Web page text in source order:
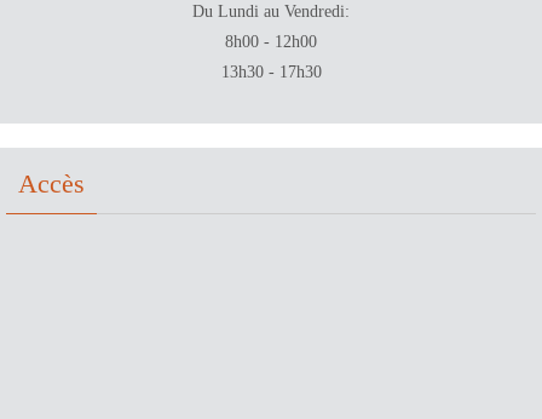
Du Lundi au Vendredi:
8h00 - 12h00
13h30 - 17h30
Accès